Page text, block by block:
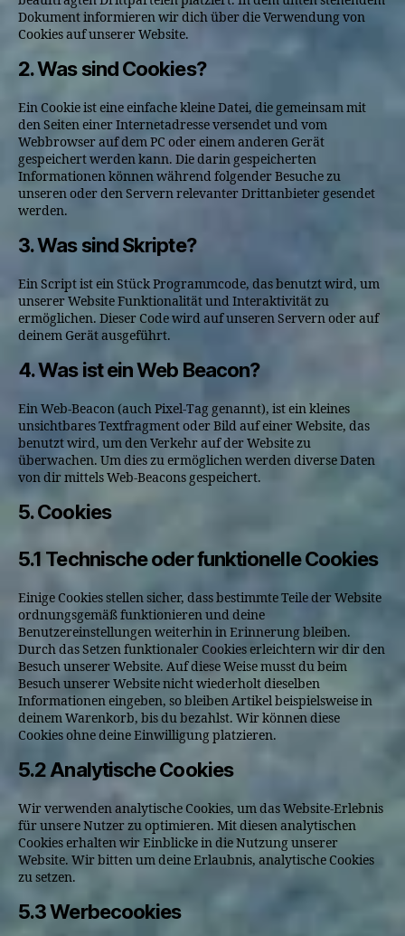
Dokument informieren wir dich über die Verwendung von
Cookies auf unserer Website.
2. Was sind Cookies?
Ein Cookie ist eine einfache kleine Datei, die gemeinsam mit
den Seiten einer Internetadresse versendet und vom
Webbrowser auf dem PC oder einem anderen Gerät
gespeichert werden kann. Die darin gespeicherten
Informationen können während folgender Besuche zu
unseren oder den Servern relevanter Drittanbieter gesendet
werden.
3. Was sind Skripte?
Ein Script ist ein Stück Programmcode, das benutzt wird, um
unserer Website Funktionalität und Interaktivität zu
ermöglichen. Dieser Code wird auf unseren Servern oder auf
deinem Gerät ausgeführt.
4. Was ist ein Web Beacon?
Ein Web-Beacon (auch Pixel-Tag genannt), ist ein kleines
unsichtbares Textfragment oder Bild auf einer Website, das
benutzt wird, um den Verkehr auf der Website zu
überwachen. Um dies zu ermöglichen werden diverse Daten
von dir mittels Web-Beacons gespeichert.
5. Cookies
5.1 Technische oder funktionelle Cookies
Einige Cookies stellen sicher, dass bestimmte Teile der Website
ordnungsgemäß funktionieren und deine
Benutzereinstellungen weiterhin in Erinnerung bleiben.
Durch das Setzen funktionaler Cookies erleichtern wir dir den
Besuch unserer Website. Auf diese Weise musst du beim
Besuch unserer Website nicht wiederholt dieselben
Informationen eingeben, so bleiben Artikel beispielsweise in
deinem Warenkorb, bis du bezahlst. Wir können diese
Cookies ohne deine Einwilligung platzieren.
5.2 Analytische Cookies
Wir verwenden analytische Cookies, um das Website-Erlebnis
für unsere Nutzer zu optimieren. Mit diesen analytischen
Cookies erhalten wir Einblicke in die Nutzung unserer
Website. Wir bitten um deine Erlaubnis, analytische Cookies
zu setzen.
5.3 Werbecookies